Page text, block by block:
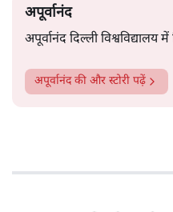
अपूर्वानंद
अपूर्वानंद दिल्ली विश्वविद्यालय
अपूर्वानंदकी और स्टोरी पढ़ें